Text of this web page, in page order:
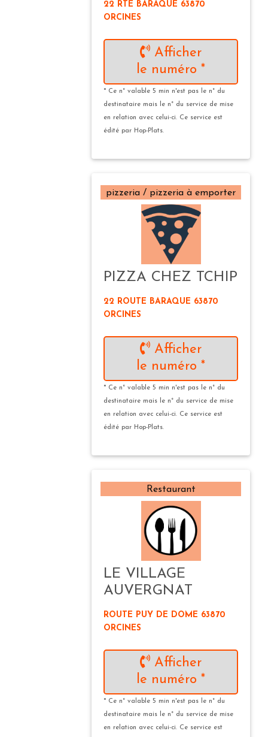
22 RTE BARAQUE 63870
ORCINES
Afficher
le numéro *
* Ce n° valable 5 min n'est pas le n° du
destinataire mais le n° du service de mise
en relation avec celui-ci. Ce service est
édité par Hop-Plats.
pizzeria / pizzeria à emporter
PIZZA CHEZ TCHIP
22 ROUTE BARAQUE 63870
ORCINES
Afficher
le numéro *
* Ce n° valable 5 min n'est pas le n° du
destinataire mais le n° du service de mise
en relation avec celui-ci. Ce service est
édité par Hop-Plats.
Restaurant
LE VILLAGE
AUVERGNAT
ROUTE PUY DE DOME 63870
ORCINES
Afficher
le numéro *
* Ce n° valable 5 min n'est pas le n° du
destinataire mais le n° du service de mise
en relation avec celui-ci. Ce service est